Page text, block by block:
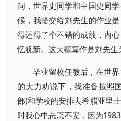
问，世界史同学和中国史同
候，我提交给刘先生的作业
得还得了个不错的成绩，内
忆犹新。这大概算作是刘先生
毕业留校任教后，在世
的大力劝说下，我准备按照
部)和学校的安排去希腊亚里
时我心中忐忑不安，因为